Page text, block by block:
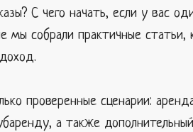
С чего начать, если у вас
мы собрали практичные
проверенные сценарии:
а также